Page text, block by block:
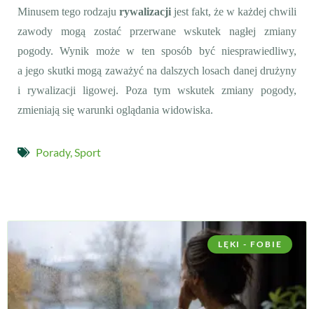
Minusem tego rodzaju rywalizacji jest fakt, że w każdej chwili
zawody mogą zostać przerwane wskutek nagłej zmiany
pogody. Wynik może w ten sposób być niesprawiedliwy,
a jego skutki mogą zaważyć na dalszych losach danej drużyny
i rywalizacji ligowej. Poza tym wskutek zmiany pogody,
zmieniają się warunki oglądania widowiska.
Porady, Sport
LĘKI - FOBIE